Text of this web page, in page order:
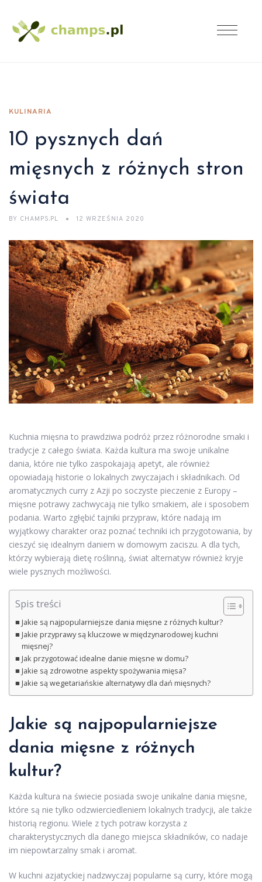
KULINARIA
10 pysznych dań
mięsnych z różnych stron
świata
BY CHAMPS.PL 12 WRZEŚNIA 2020
Kuchnia mięsna to prawdziwa podróż przez różnorodne smaki i
tradycje z całego świata. Każda kultura ma swoje unikalne
dania, które nie tylko zaspokajają apetyt, ale również
opowiadają historie o lokalnych zwyczajach i składnikach. Od
aromatycznych curry z Azji po soczyste pieczenie z Europy –
mięsne potrawy zachwycają nie tylko smakiem, ale i sposobem
podania. Warto zgłębić tajniki przypraw, które nadają im
wyjątkowy charakter oraz poznać techniki ich przygotowania, by
cieszyć się idealnym daniem w domowym zaciszu. A dla tych,
którzy wybierają dietę roślinną, świat alternatyw również kryje
wiele pysznych możliwości.
Spis treści
Jakie są najpopularniejsze dania mięsne z różnych kultur?
Jakie przyprawy są kluczowe w międzynarodowej kuchni
mięsnej?
Jak przygotować idealne danie mięsne w domu?
Jakie są zdrowotne aspekty spożywania mięsa?
Jakie są wegetariańskie alternatywy dla dań mięsnych?
Jakie są najpopularniejsze
dania mięsne z różnych
kultur?
Każda kultura na świecie posiada swoje unikalne dania mięsne,
które są nie tylko odzwierciedleniem lokalnych tradycji, ale także
historią regionu. Wiele z tych potraw korzysta z
charakterystycznych dla danego miejsca składników, co nadaje
im niepowtarzalny smak i aromat.
W kuchni azjatyckiej nadzwyczaj popularne są curry, które mogą